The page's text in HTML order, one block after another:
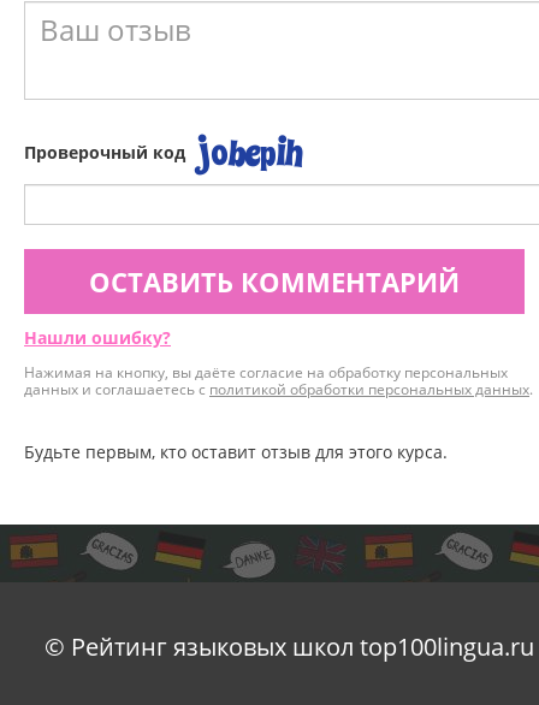
Проверочный код
ОСТАВИТЬ КОММЕНТАРИЙ
Нашли ошибку?
Нажимая на кнопку, вы даёте согласие на обработку персональных
данных и соглашаетесь с политикой обработки персональных данных.
Будьте первым, кто оставит отзыв для этого курса.
© Рейтинг языковых школ top100lingua.ru